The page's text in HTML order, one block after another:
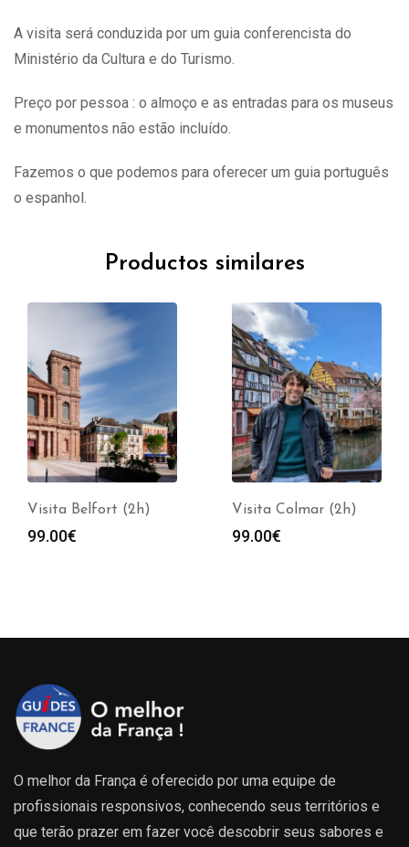
A visita será conduzida por um guia conferencista do
Ministério da Cultura e do Turismo.
Preço por pessoa : o almoço e as entradas para os museus
e monumentos não estão incluído.
Fazemos o que podemos para oferecer um guia português
o espanhol.
Productos similares
Visita Belfort (2h)
99.00€
Visita Colmar (2h)
99.00€
O melhor da França é oferecido por uma equipe de
profissionais responsivos, conhecendo seus territórios e
que terão prazer em fazer você descobrir seus sabores e